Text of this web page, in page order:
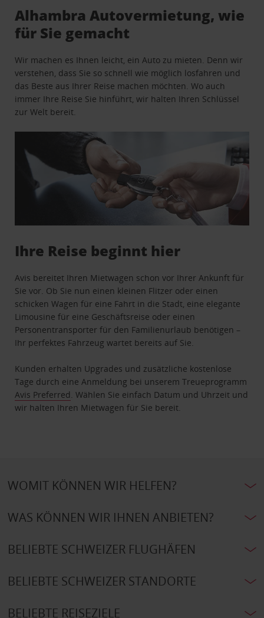
Alhambra Autovermietung, wie
für Sie gemacht
Wir machen es Ihnen leicht, ein Auto zu mieten. Denn wir
verstehen, dass Sie so schnell wie möglich losfahren und
das Beste aus Ihrer Reise machen möchten. Wo auch
immer Ihre Reise Sie hinführt, wir halten Ihren Schlüssel
zur Welt bereit.
Ihre Reise beginnt hier
Avis bereitet Ihren Mietwagen schon vor Ihrer Ankunft für
Sie vor. Ob Sie nun einen kleinen Flitzer oder einen
schicken Wagen für eine Fahrt in die Stadt, eine elegante
Limousine für eine Geschäftsreise oder einen
Personentransporter für den Familienurlaub benötigen –
Ihr perfektes Fahrzeug wartet bereits auf Sie.
Kunden erhalten Upgrades und zusätzliche kostenlose
Tage durch eine Anmeldung bei unserem Treueprogramm
Avis Preferred . Wählen Sie einfach Datum und Uhrzeit und
wir halten Ihren Mietwagen für Sie bereit.
WOMIT KÖNNEN WIR HELFEN?
WAS KÖNNEN WIR IHNEN ANBIETEN?
BELIEBTE SCHWEIZER FLUGHÄFEN
BELIEBTE SCHWEIZER STANDORTE
BELIEBTE REISEZIELE